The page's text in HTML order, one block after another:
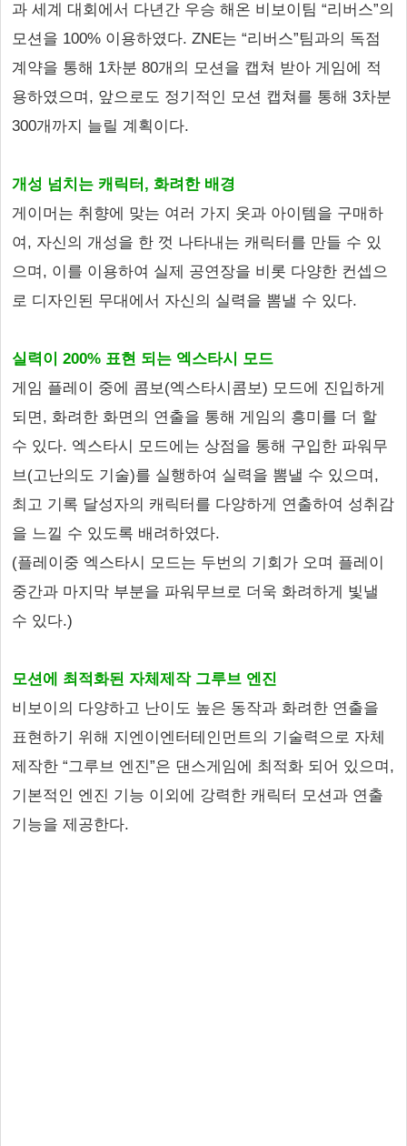
과 세계 대회에서 다년간 우승 해온 비보이팀 “리버스”의
모션을 100% 이용하였다. ZNE는 “리버스”팀과의 독점
계약을 통해 1차분 80개의 모션을 캡쳐 받아 게임에 적
용하였으며, 앞으로도 정기적인 모션 캡쳐를 통해 3차분
300개까지 늘릴 계획이다.
개성 넘치는 캐릭터, 화려한 배경
게이머는 취향에 맞는 여러 가지 옷과 아이템을 구매하
여, 자신의 개성을 한 껏 나타내는 캐릭터를 만들 수 있
으며, 이를 이용하여 실제 공연장을 비롯 다양한 컨셉으
로 디자인된 무대에서 자신의 실력을 뽐낼 수 있다.
실력이 200% 표현 되는 엑스타시 모드
게임 플레이 중에 콤보(엑스타시콤보) 모드에 진입하게
되면, 화려한 화면의 연출을 통해 게임의 흥미를 더 할
수 있다. 엑스타시 모드에는 상점을 통해 구입한 파워무
브(고난의도 기술)를 실행하여 실력을 뽐낼 수 있으며,
최고 기록 달성자의 캐릭터를 다양하게 연출하여 성취감
을 느낄 수 있도록 배려하였다.
(플레이중 엑스타시 모드는 두번의 기회가 오며 플레이
중간과 마지막 부분을 파워무브로 더욱 화려하게 빛낼
수 있다.)
모션에 최적화된 자체제작 그루브 엔진
비보이의 다양하고 난이도 높은 동작과 화려한 연출을
표현하기 위해 지엔이엔터테인먼트의 기술력으로 자체
제작한 “그루브 엔진”은 댄스게임에 최적화 되어 있으며,
기본적인 엔진 기능 이외에 강력한 캐릭터 모션과 연출
기능을 제공한다.